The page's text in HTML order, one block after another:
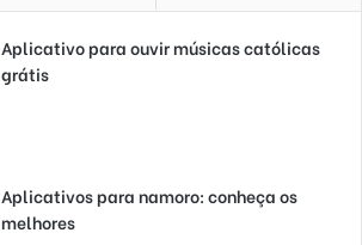
Aplicativo para ouvir músicas católicas
grátis
Aplicativos para namoro: conheça os
melhores